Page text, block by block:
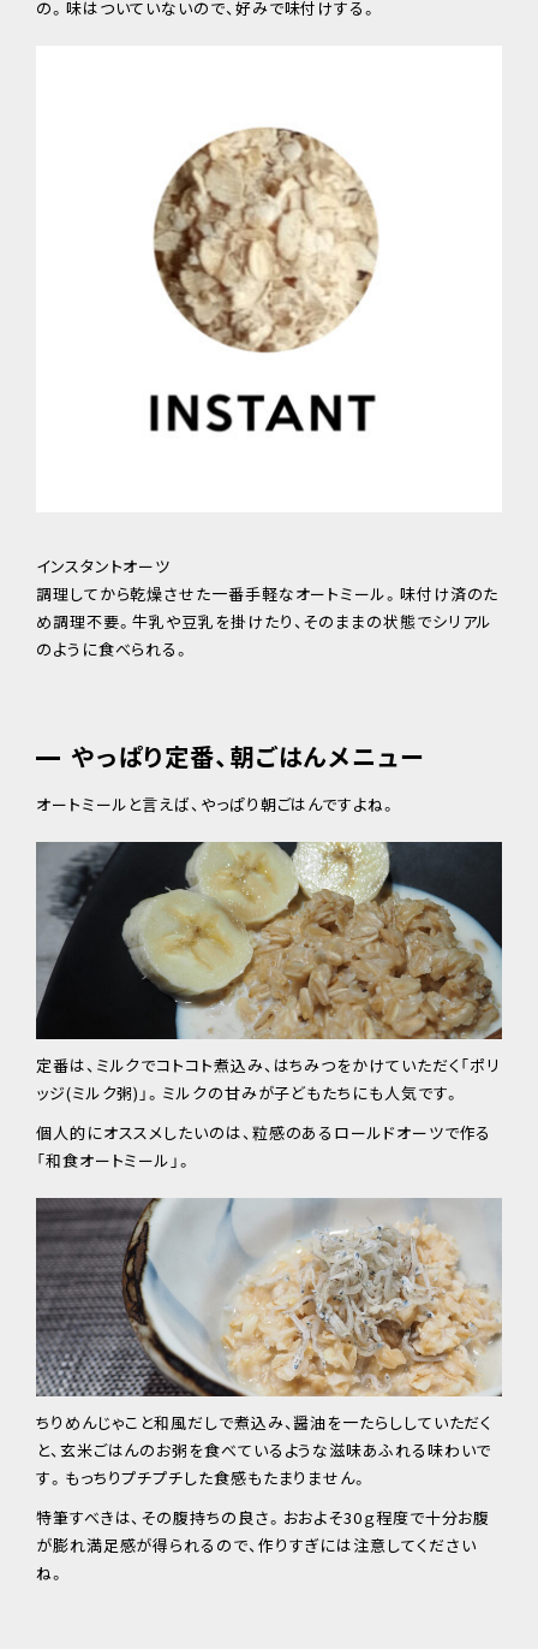
の。味はついていないので、好みで味付けする。
インスタントオーツ
調理してから乾燥させた一番手軽なオートミール。味付け済のた
め調理不要。牛乳や豆乳を掛けたり、そのままの状態でシリアル
のように食べられる。
やっぱり定番、朝ごはんメニュー
オートミールと言えば、やっぱり朝ごはんですよね。
定番は、ミルクでコトコト煮込み、はちみつをかけていただく「ポリ
ッジ(ミルク粥)」。ミルクの甘みが子どもたちにも人気です。
個人的にオススメしたいのは、粒感のあるロールドオーツで作る
「和食オートミール」。
ちりめんじゃこと和風だしで煮込み、醤油を一たらししていただく
と、玄米ごはんのお粥を食べているような滋味あふれる味わいで
す。もっちりプチプチした食感もたまりません。
特筆すべきは、その腹持ちの良さ。おおよそ30ｇ程度で十分お腹
が膨れ満足感が得られるので、作りすぎには注意してください
ね。